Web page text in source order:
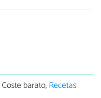
Coste barato,Recetas